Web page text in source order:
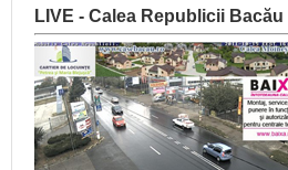
LIVE - Calea Republicii Bacău